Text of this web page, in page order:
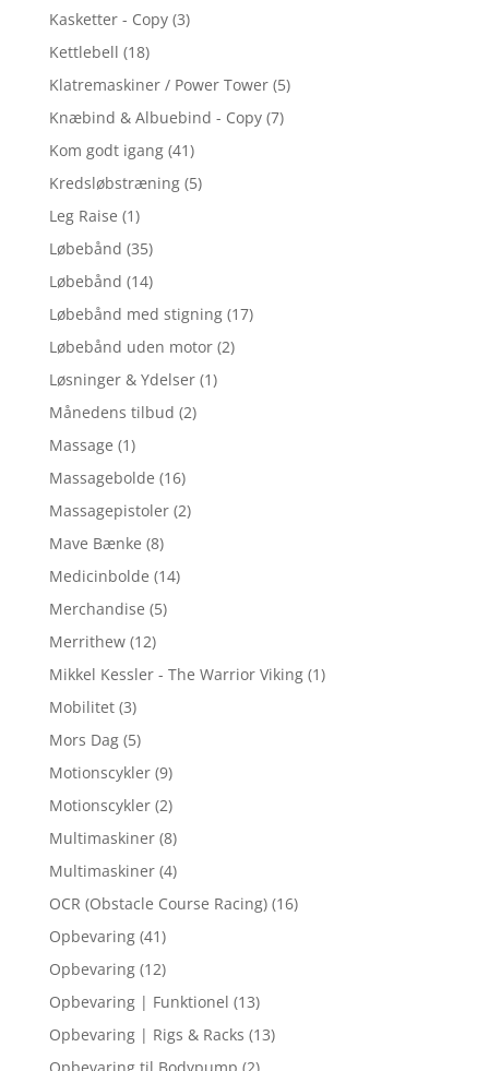
Kasketter - Copy (3)
Kettlebell (18)
Klatremaskiner / Power Tower (5)
Knæbind & Albuebind - Copy (7)
Kom godt igang (41)
Kredsløbstræning (5)
Leg Raise (1)
Løbebånd (35)
Løbebånd (14)
Løbebånd med stigning (17)
Løbebånd uden motor (2)
Løsninger & Ydelser (1)
Månedens tilbud (2)
Massage (1)
Massagebolde (16)
Massagepistoler (2)
Mave Bænke (8)
Medicinbolde (14)
Merchandise (5)
Merrithew (12)
Mikkel Kessler - The Warrior Viking (1)
Mobilitet (3)
Mors Dag (5)
Motionscykler (9)
Motionscykler (2)
Multimaskiner (8)
Multimaskiner (4)
OCR (Obstacle Course Racing) (16)
Opbevaring (41)
Opbevaring (12)
Opbevaring | Funktionel (13)
Opbevaring | Rigs & Racks (13)